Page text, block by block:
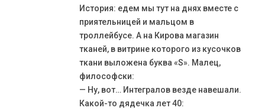
История: едем мы тут на днях вместе с
приятельницей и мальцом в
троллейбусе. А на Кирова магазин
тканей, в витрине которого из кусочков
ткани выложена буква «S». Малец,
философски:
— Ну, вот… Интегралов везде навешали.
Какой-то дядечка лет 40: